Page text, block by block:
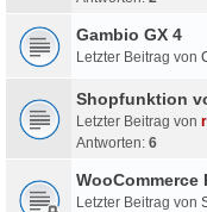
Gambio GX 4
Letzter Beitrag von
Shopfunktion
Letzter Beitrag von
Antworten: 6
Letzter Beitrag von